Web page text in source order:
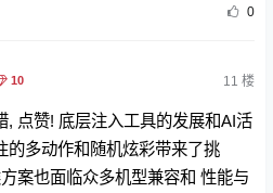
0
10 11 楼
, 点赞! 底层注入工具的发展和AI活
的多动作和随机炫彩带来了挑
案也面临众多机型兼容和 性能与